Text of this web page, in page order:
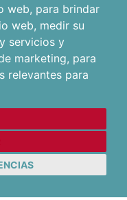
web, para brindar
web, medir su
servicios y
marketing, para
relevantes para